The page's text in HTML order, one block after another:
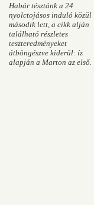
Habár tésztánk a 24
nyolctojásos induló közül
második lett, a cikk alján
található részletes
teszteredményeket
átböngészve kiderül: íz
alapján a Marton az első.